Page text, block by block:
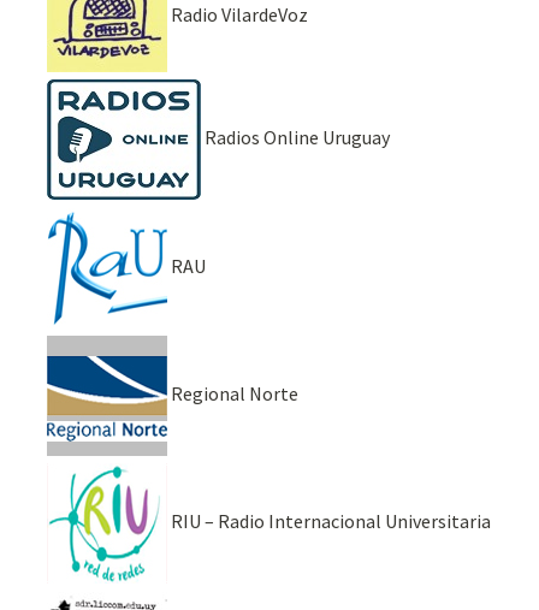
Radio VilardeVoz
Radios Online Uruguay
RAU
Regional Norte
RIU – Radio Internacional Universitaria